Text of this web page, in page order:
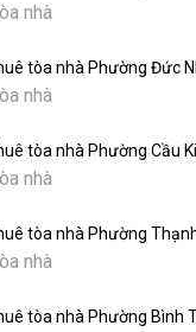
nhà
tòa nhà Phường Đức
nhà
tòa nhà Phường Cầu
nhà
tòa nhà Phường
nhà
tòa nhà Phường Bình